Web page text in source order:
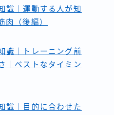
識｜運動する人が知
肉（後編）
識｜トレーニング前
｜ベストなタイミン
識｜目的に合わせた